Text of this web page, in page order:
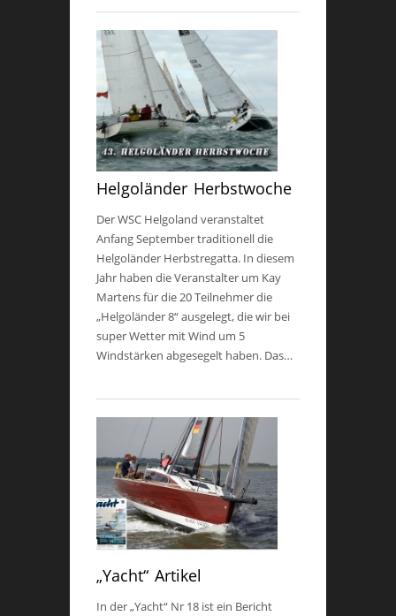
Helgoländer Herbstwoche
Der WSC Helgoland veranstaltet
Anfang September traditionell die
Helgoländer Herbstregatta. In diesem
Jahr haben die Veranstalter um Kay
Martens für die 20 Teilnehmer die
„Helgoländer 8“ ausgelegt, die wir bei
super Wetter mit Wind um 5
Windstärken abgesegelt haben. Das…
„Yacht“ Artikel
In der „Yacht“ Nr 18 ist ein Bericht